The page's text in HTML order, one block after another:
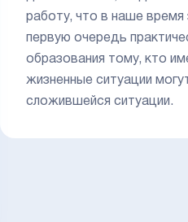
работу, что в наше
первую очередь
образования тому, кто
жизненные ситуации
сложившейся ситуации.